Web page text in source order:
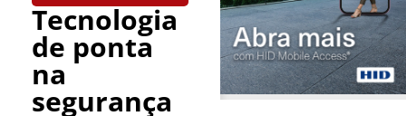
Tecnologia
de ponta
na
segurança